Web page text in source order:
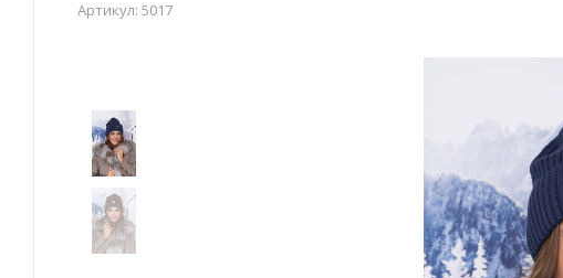
Артикул: 5017